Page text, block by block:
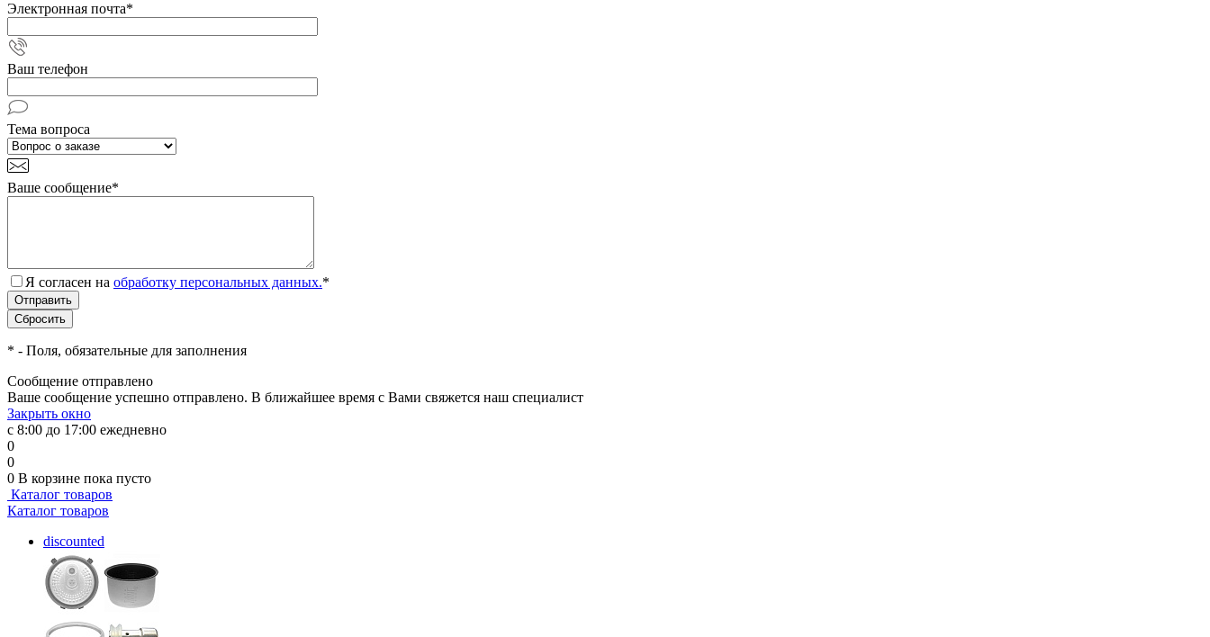
Электронная почта*
Ваш телефон
Тема вопроса
Ваше сообщение*
Я согласен на обработку персональных данных.*
* - Поля, обязательные для заполнения
Сообщение отправлено
Ваше сообщение успешно отправлено. В ближайшее время с Вами свяжется наш специалист
Закрыть окно
с 8:00 до 17:00 ежедневно
0
0
0 В корзине пока пусто
Каталог товаров
Каталог товаров
discounted